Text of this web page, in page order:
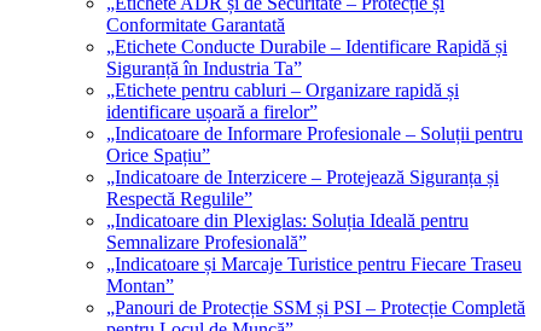
Conformitate Garantată
„Etichete Conducte Durabile – Identificare Rapidă și
Siguranță în Industria Ta”
„Etichete pentru cabluri – Organizare rapidă și
identificare ușoară a firelor”
„Indicatoare de Informare Profesionale – Soluții pentru
Orice Spațiu”
„Indicatoare de Interzicere – Protejează Siguranța și
Respectă Regulile”
„Indicatoare din Plexiglas: Soluția Ideală pentru
Semnalizare Profesională”
„Indicatoare și Marcaje Turistice pentru Fiecare Traseu
Montan”
„Panouri de Protecție SSM și PSI – Protecție Completă